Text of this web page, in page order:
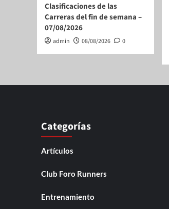
Clasificaciones de las
Carreras del fin de semana –
07/08/2026
admin 08/08/2026 0
Categorías
Artículos
Club Foro Runners
Entrenamiento